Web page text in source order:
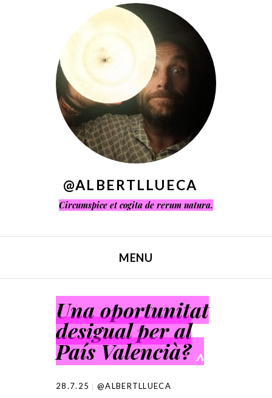
@ALBERTLLUECA
Circumspice et cogita de rerum natura.
MENU
Una oportunitat
desigual per al
País Valencià? ^
28.7.25 @ALBERTLLUECA